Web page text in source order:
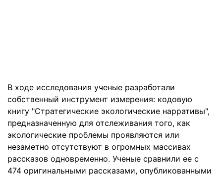
В ходе исследования ученые разработали
собственный инструмент измерения: кодовую
книгу "Стратегические экологические нарративы",
предназначенную для отслеживания того, как
экологические проблемы проявляются или
незаметно отсутствуют в огромных массивах
рассказов одновременно. Ученые сравнили ее с
474 оригинальными рассказами, опубликованными